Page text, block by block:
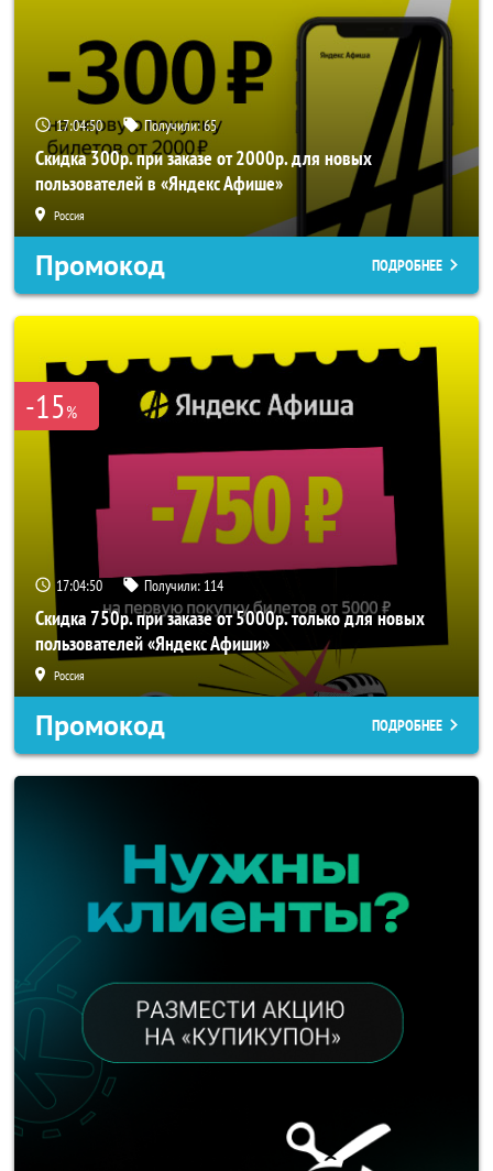
17:04:49 Получили:65
Скидка 300р. при заказе от 2000р. для новых
пользователей в «Яндекс Афише»
Россия
Промокод ПОДРОБНЕЕ
-15%
17:04:49 Получили: 114
Скидка 750р. при заказе от 5000р. только для новых
пользователей «Яндекс Афиши»
Россия
Промокод ПОДРОБНЕЕ